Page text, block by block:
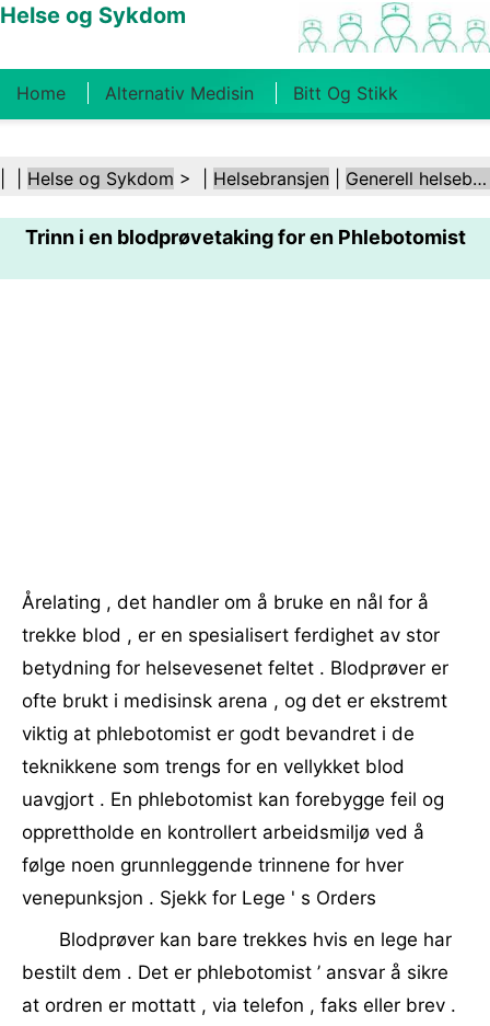
Helse og Sykdom
Home Alternativ Medisin Bitt Og Stikk
Kosthold Og Ernæring Familiehelse
Helsebransjen Psykisk Helse Folkehelse Og
Sikkerhet Kirurgi Og Prosedyrer Helse
Helse og Sykdom > | Helsebransjen Generell helsebransje
Trinn i en blodprøvetaking for en Phlebotomist
Årelating , det handler om å bruke en nål for å
trekke blod , er en spesialisert ferdighet av stor
betydning for helsevesenet feltet . Blodprøver er
ofte brukt i medisinsk arena , og det er ekstremt
viktig at phlebotomist er godt bevandret i de
teknikkene som trengs for en vellykket blod
uavgjort . En phlebotomist kan forebygge feil og
opprettholde en kontrollert arbeidsmiljø ved å
følge noen grunnleggende trinnene for hver
venepunksjon . Sjekk for Lege ' s Orders
Blodprøver kan bare trekkes hvis en lege har
bestilt dem . Det er phlebotomist ’ ansvar å sikre
at ordren er mottatt , via telefon , faks eller brev .